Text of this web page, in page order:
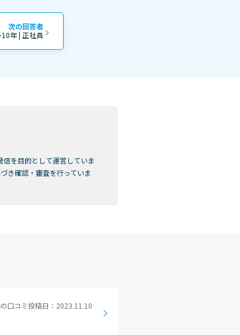
次の回答者
年 | 正社員
を目的として運営していま
き確認・審査を行っていま
口コミ投稿日：2023.11.10